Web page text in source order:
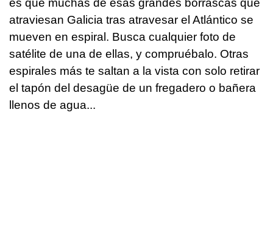
es que muchas de esas grandes borrascas que
atraviesan Galicia tras atravesar el Atlántico se
mueven en espiral. Busca cualquier foto de
satélite de una de ellas, y compruébalo. Otras
espirales más te saltan a la vista con solo retirar
el tapón del desagüe de un fregadero o bañera
llenos de agua...